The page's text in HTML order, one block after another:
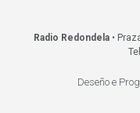
Radio Redondela•
Deseño e